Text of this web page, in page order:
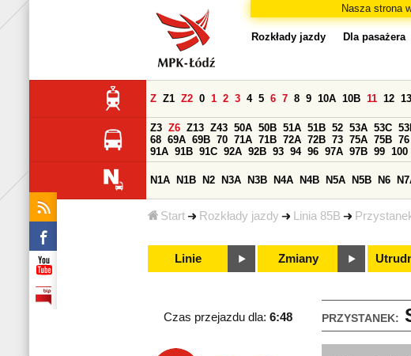
Nasza strona
Start Rozkłady jazdy Linia 85B
Rozkłady jazdy Dla pasażera
Z Z1 Z2 0 1 2 3 4 5 6 7 8 9 10A 10B 11 12 13
Z3 Z6 Z13 Z43 50A 50B 51A 51B 52 53A 53C
68 69A 69B 70 71A 71B 72A 72B 73 75A 75B 76
91A 91B 91C 92A 92B 93 94 96 97A 97B 99 100
N1A N1B N2 N3A N3B N4A N4B N5A N5B N6
Linie Zmiany
PRZYSTANEK:
Czas przejazdu dla: 6:48